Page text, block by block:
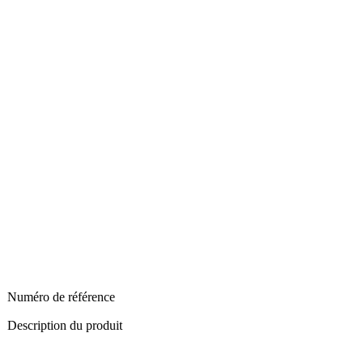
Numéro de référence
Description du produit